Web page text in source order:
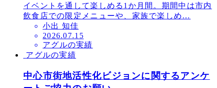
イベントを通して楽しめる1か月間。期間中は市内
飲食店での限定メニューや、家族で楽しめ…
小出 知佳
投
稿
日
2026.07.15
アグルの実績
アグルの実績
中心市街地活性化ビジョンに関するアンケ